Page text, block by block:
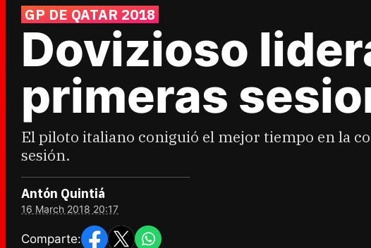
GP DE QATAR 2018
Dovizioso
primeras
El piloto italiano coniguió el mejor tiempo en la
sesión.
Antón Quintiá
16 March 2018 20:17
Comparte: